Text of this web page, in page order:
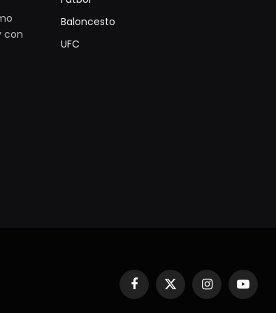
con
Baloncesto
UFC
Facebook
X
(Twitter)
InstagramYouTube